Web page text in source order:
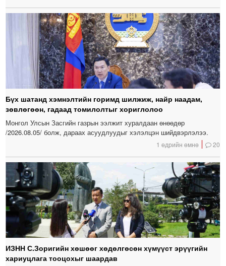
Бүх шатанд хэмнэлтийн горимд шилжиж, найр наадам,
зөвлөгөөн, гадаад томилолтыг хориглолоо
Монгол Улсын Засгийн газрын ээлжит хуралдаан өнөөдөр
/2026.08.05/ болж, дараах асуудлуудыг хэлэлцэн шийдвэрлэлээ.
1 өдрийн өмнө 20
ИЗНН С.Зоригийн хөшөөг хөдөлгөсөн хүмүүст эрүүгийн
хариуцлага тооцохыг шаардав